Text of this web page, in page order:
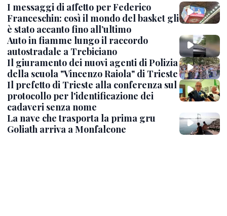
I messaggi di affetto per Federico
Franceschin: così il mondo del basket gli
è stato accanto fino all’ultimo
Auto in fiamme lungo il raccordo
autostradale a Trebiciano
Il giuramento dei nuovi agenti di Polizia
della scuola "Vincenzo Raiola" di Trieste
Il prefetto di Trieste alla conferenza sul
protocollo per l'identificazione dei
cadaveri senza nome
La nave che trasporta la prima gru
Goliath arriva a Monfalcone